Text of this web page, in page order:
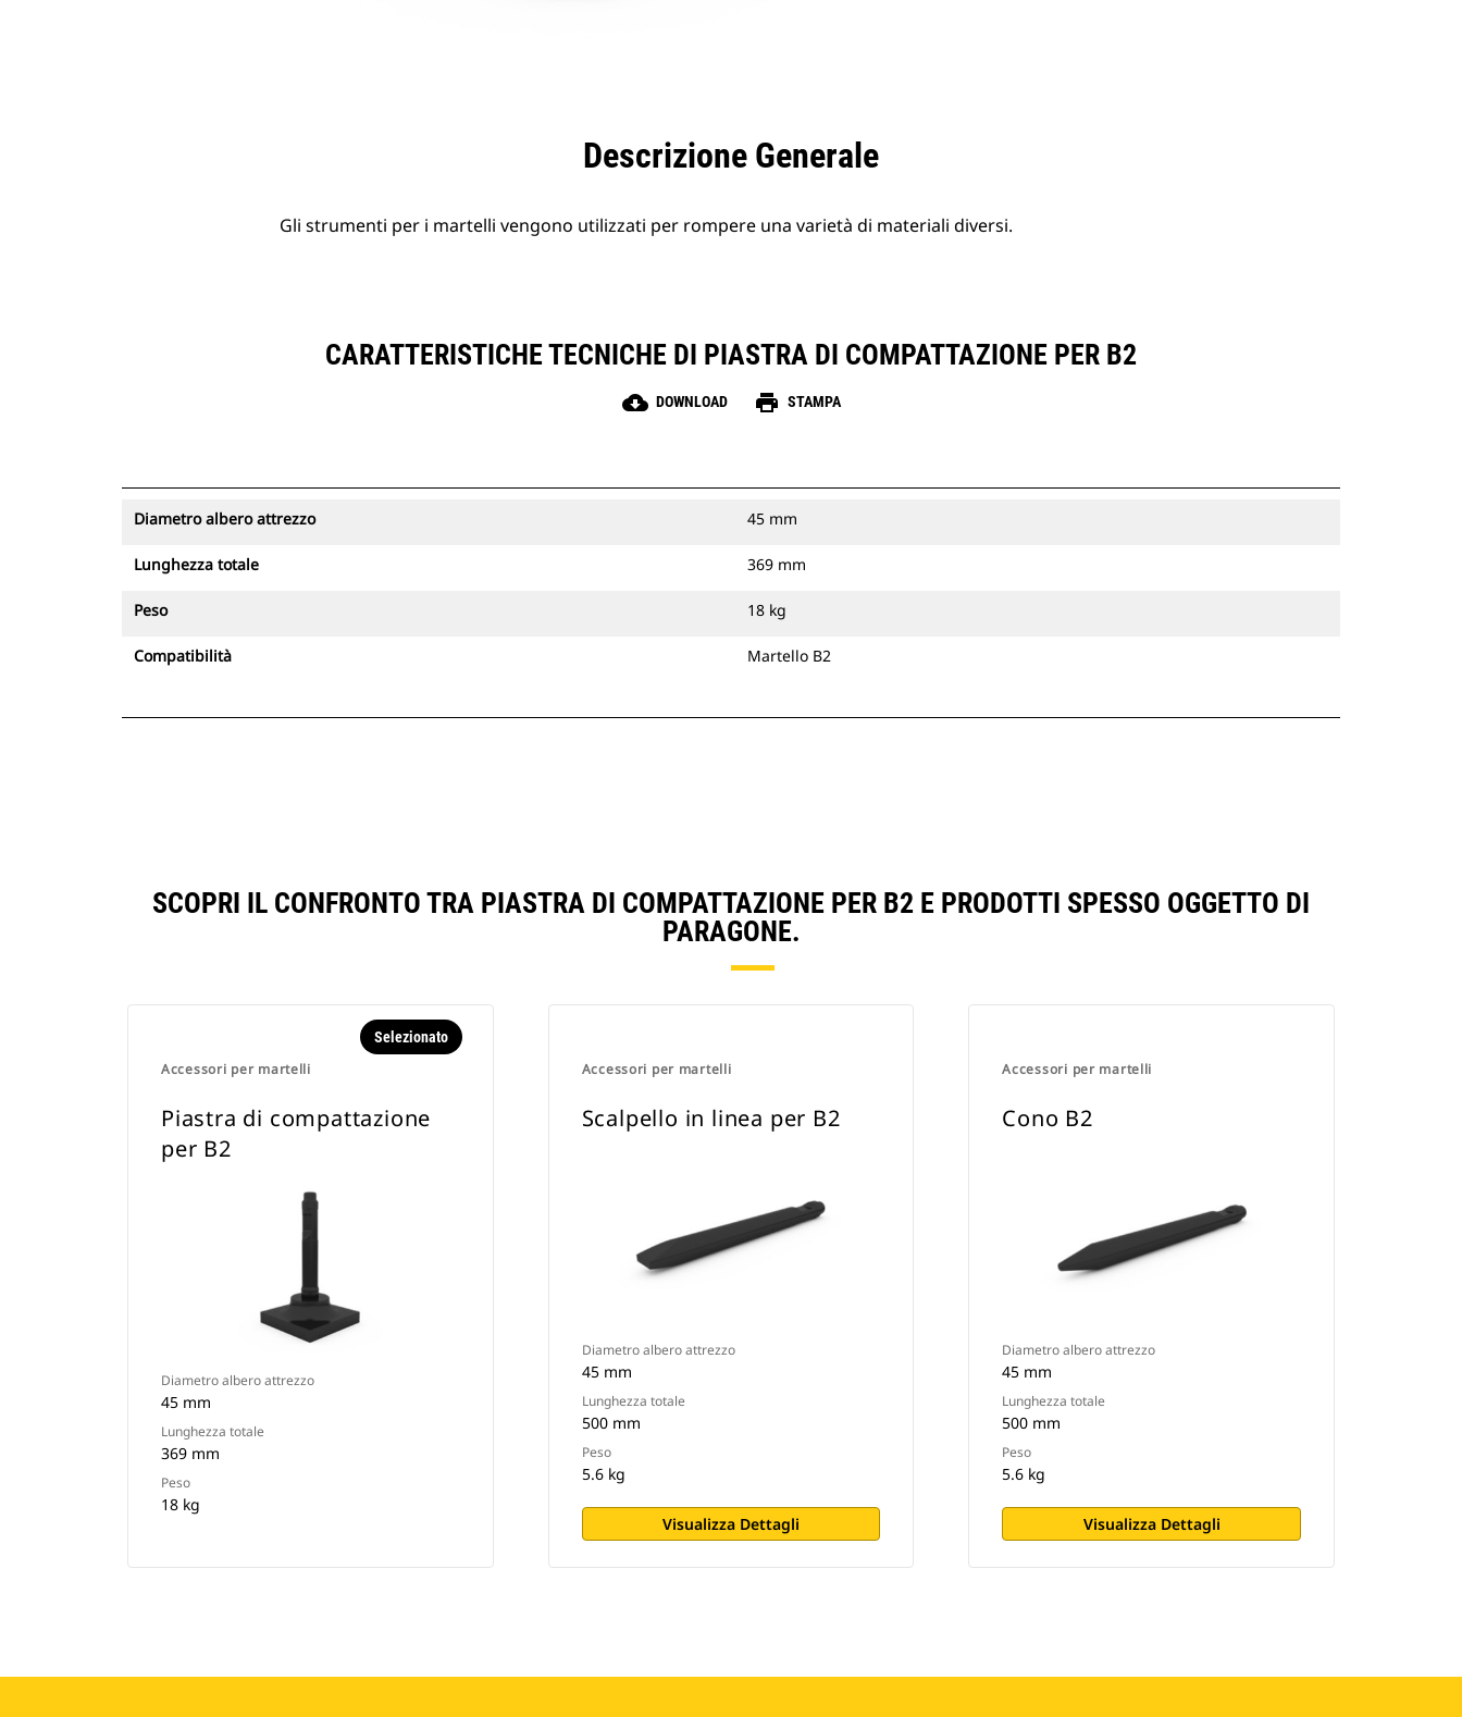
Descrizione Generale
Gli strumenti per i martelli vengono utilizzati per rompere una varietà di materiali diversi.
CARATTERISTICHE TECNICHE DI PIASTRA DI COMPATTAZIONE PER B2
cloud_download DOWNLOAD print STAMPA
Diametro albero attrezzo 45 mm
Lunghezza totale 369 mm
Peso 18 kg
Compatibilità Martello B2
SCOPRI IL CONFRONTO TRA PIASTRA DI COMPATTAZIONE PER B2 E PRODOTTI SPESSO OGGETTO DI
PARAGONE.
Accessori per martelli
Selezionato
Piastra di compattazione
per B2
Diametro albero attrezzo
45 mm
Lunghezza totale
369 mm
Peso
18 kg
Accessori per martelli
Scalpello in linea per B2
Diametro albero attrezzo
45 mm
Lunghezza totale
500 mm
Peso
5.6 kg
Visualizza Dettagli
Accessori per martelli
Cono B2
Diametro albero attrezzo
45 mm
Lunghezza totale
500 mm
Peso
5.6 kg
Visualizza Dettagli